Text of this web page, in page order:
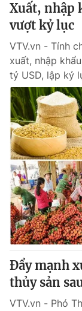
Xuất, nhập
vượt kỷ lục
VTV.vn - Tính
xuất, nhập
tỷ USD, lập kỷ
Đẩy mạnh
thủy sản
VTV.vn - Phó